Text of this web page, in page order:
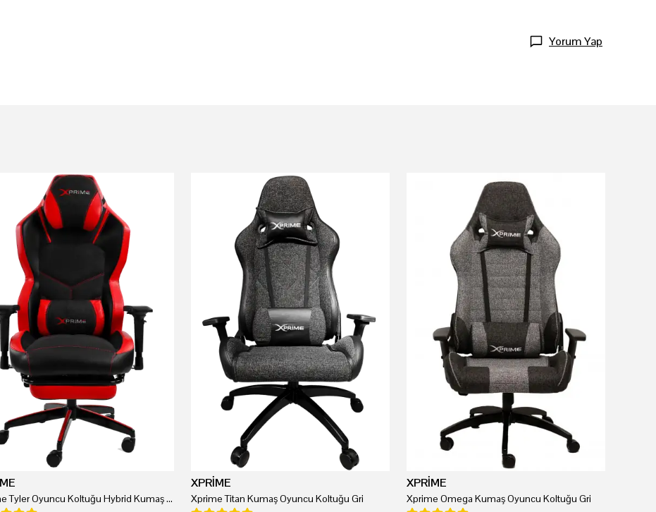
Yorum Yap
Xprime Tyler Oyuncu Koltuğu Hybrid Kumaş Kırmızı
XPRİME
Xprime Titan Kumaş Oyuncu Koltuğu Gri
XPRİME
Xprime Omega Kumaş Oyuncu Koltuğu Gri